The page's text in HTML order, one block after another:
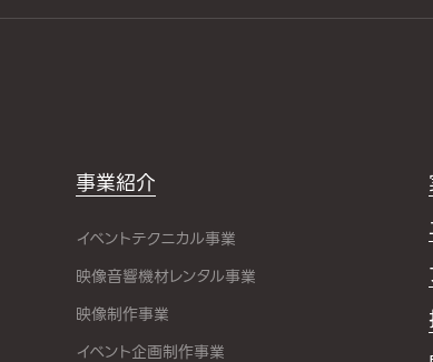
事業紹介
イベントテクニカル事業
映像音響機材レンタル事業
映像制作事業
イベント企画制作事業